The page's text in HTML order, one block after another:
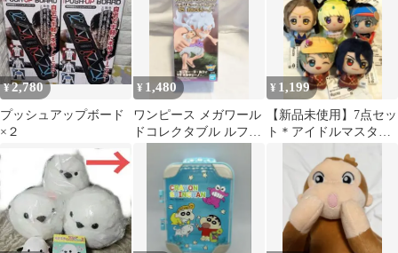
¥2,780
プッシュアップボード
×２
¥ 1,480
ワンピース メガワール
ドコレクタブル ルフィ
¥ 1,199
【新品未使用】7点セッ
ト＊アイドルマスター